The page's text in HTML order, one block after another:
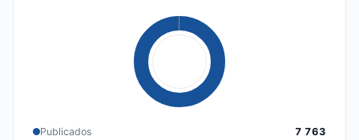
Publicados
7 763